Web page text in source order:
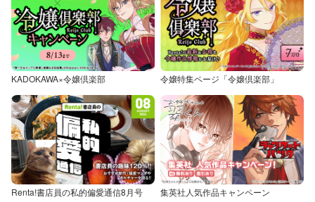
KADOKAWA×令嬢倶楽部 令嬢特集ページ「令嬢倶楽部」
Renta!書店員の私的偏愛通信8月号 集英社人気作品キャンペーン